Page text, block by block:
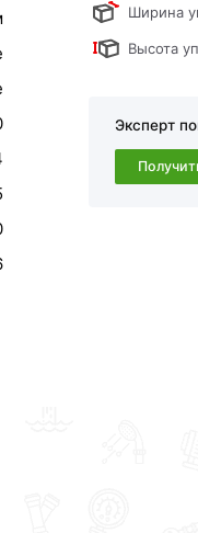
доставки или
Ширина
Высота
Эксперт